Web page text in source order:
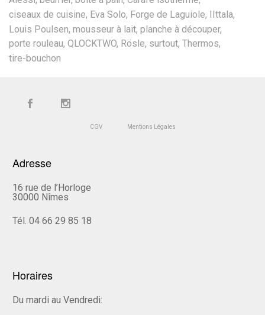
ciseaux de cuisine Eva Solo Forge de Laguiole IIttala
Louis Poulsen mousseur à lait planche à découper
porte rouleau QLOCKTWO Rösle surtout Thermos
tire-bouchon
CGV Mentions Légales
Adresse
16 rue de l’Horloge
30000 Nîmes
Tél. 04 66 29 85 18
Horaires
Du mardi au Vendredi: